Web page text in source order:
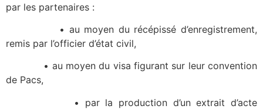
par les partenaires :
• au moyen du récépissé d’enregistrement,
remis par l’officier d’état civil,
• au moyen du visa figurant sur leur convention
de Pacs,
• par la production d’un extrait d’acte